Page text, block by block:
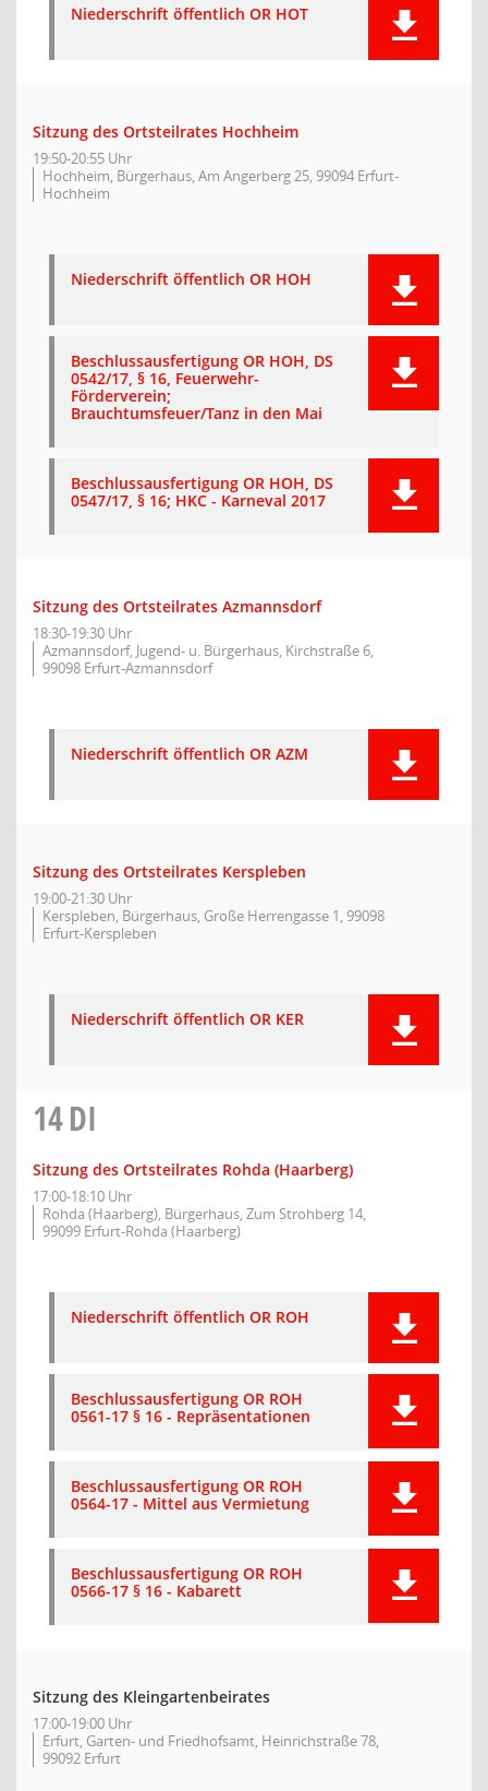
Niederschrift öffentlich OR HOT
Sitzung des Ortsteilrates Hochheim
19:50-20:55 Uhr
Hochheim, Bürgerhaus, Am Angerberg 25, 99094 Erfurt-
Hochheim
Niederschrift öffentlich OR HOH
Beschlussausfertigung OR HOH, DS
0542/17, § 16, Feuerwehr-
Förderverein;
Brauchtumsfeuer/Tanz in den Mai
Beschlussausfertigung OR HOH, DS
0547/17, § 16; HKC - Karneval 2017
Sitzung des Ortsteilrates Azmannsdorf
18:30-19:30 Uhr
Azmannsdorf, Jugend- u. Bürgerhaus, Kirchstraße 6,
99098 Erfurt-Azmannsdorf
Niederschrift öffentlich OR AZM
Sitzung des Ortsteilrates Kerspleben
19:00-21:30 Uhr
Kerspleben, Bürgerhaus, Große Herrengasse 1, 99098
Erfurt-Kerspleben
Niederschrift öffentlich OR KER
14DI
Sitzung des Ortsteilrates Rohda (Haarberg)
17:00-18:10 Uhr
Rohda (Haarberg), Bürgerhaus, Zum Strohberg 14,
99099 Erfurt-Rohda (Haarberg)
Niederschrift öffentlich OR ROH
Beschlussausfertigung OR ROH
0561-17 § 16 - Repräsentationen
Beschlussausfertigung OR ROH
0564-17 - Mittel aus Vermietung
Beschlussausfertigung OR ROH
0566-17 § 16 - Kabarett
Sitzung des Kleingartenbeirates
17:00-19:00 Uhr
Erfurt, Garten- und Friedhofsamt, Heinrichstraße 78,
99092 Erfurt